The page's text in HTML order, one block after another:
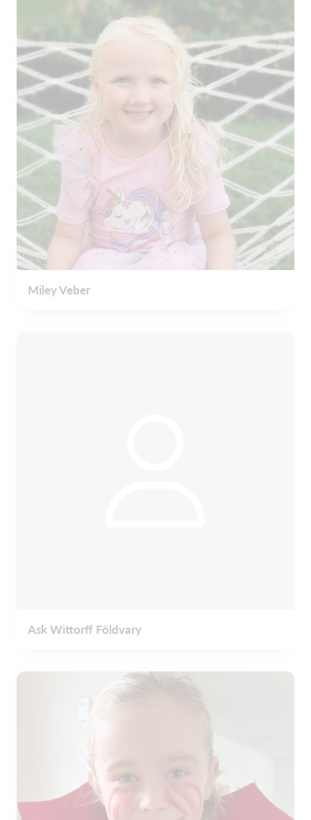
Miley Veber
Ask Wittorff Földvary